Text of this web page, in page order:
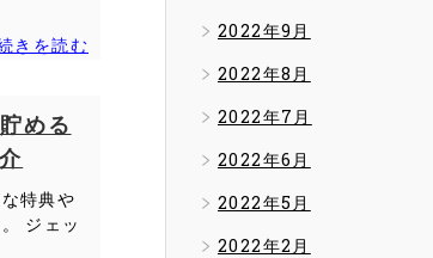
きを読む
める
特典や
ジェッ
2022年9月
2022年8月
2022年7月
2022年6月
2022年5月
2022年2月